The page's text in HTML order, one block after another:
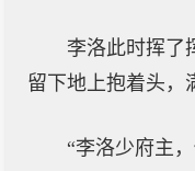
李洛此时挥了
留下地上抱着头，
“李洛少府主